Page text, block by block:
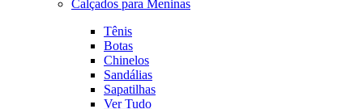
Calçados para Meninas
Tênis
Botas
Chinelos
Sandálias
Sapatilhas
Ver Tudo